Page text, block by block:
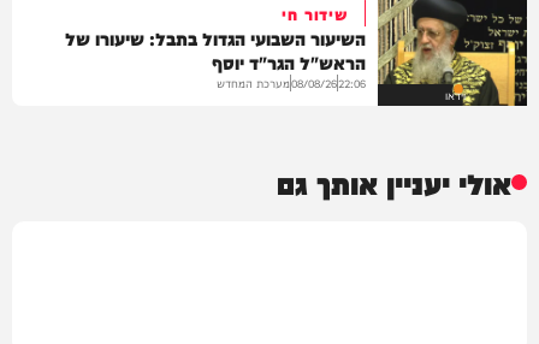
וידאו
שידור חי
השיעור השבועי הגדול בתבל: שיעורו של
הראש"ל הגר"ד יוסף
22:06
08/08/26מערכת המחדש
אולי יעניין אותך גם